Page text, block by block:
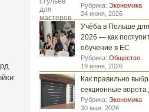
Рубрика: Экономика
24 июня, 2026
Учёба в Польше
2026 — как
обучение в ЕС
Рубрика: Общество
19 июня, 2026
Как правильно
секционные ворота
Рубрика: Экономика
30 мая, 2026